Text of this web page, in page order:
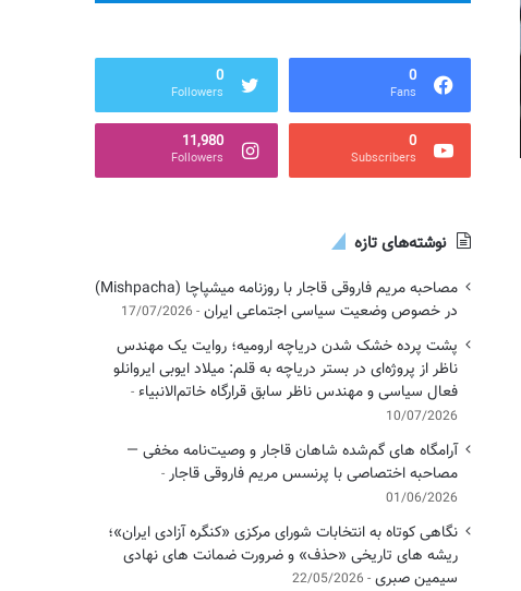
0
Fans
0
Followers
0
Subscribers
11,980
Followers
نوشته‌های تازه
مصاحبه مریم فاروقی قاجار با روزنامه میشپاچا (Mishpacha)
در خصوص وضعیت سیاسی اجتماعی ایران 17/07/2026
پشت پرده خشک شدن دریاچه ارومیه؛ روایت یک مهندس
ناظر از پروژه‌ای در بستر دریاچه به قلم: میلاد ایوبی ایروانلو
فعال سیاسی و مهندس ناظر سابق قرارگاه خاتم‌الانبیاء
10/07/2026
آرامگاه های گم‌شده شاهان قاجار و وصیت‌نامه مخفی —
مصاحبه اختصاصی با پرنسس مریم فاروقی قاجار
01/06/2026
نگاهی کوتاه به انتخابات شورای مرکزی «کنگره آزادی ایران»؛
ریشه های تاریخی «حذف» و ضرورت ضمانت های نهادی
سیمین صبری 22/05/2026